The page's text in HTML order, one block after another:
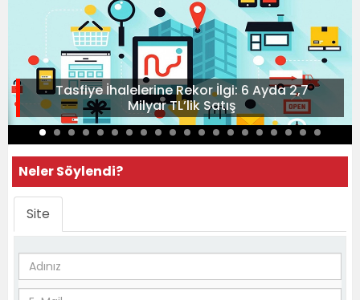
Tasfiye İhalelerine Rekor İlgi: 6 Ayda 2,7
Milyar TL’lik Satış
Neler Söylendi?
Site